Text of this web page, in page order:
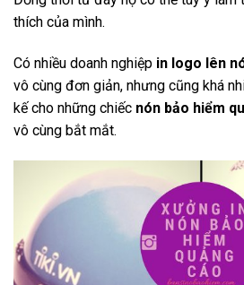
thích của mình.
Có nhiều doanh nghiệp in logo lên
vô cùng đơn giản, nhưng cũng khá
kế cho những chiếc nón bảo hiểm
vô cùng bắt mắt.